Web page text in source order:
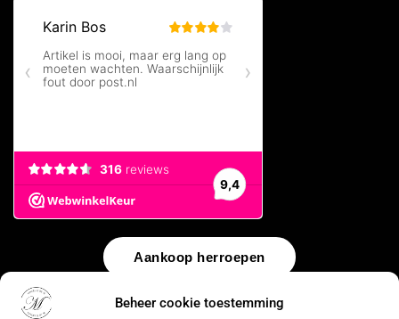
Beheer cookie toestemming
Aankoop herroepen
© 2026 by WebUnlimited–Algemene voorwaarden